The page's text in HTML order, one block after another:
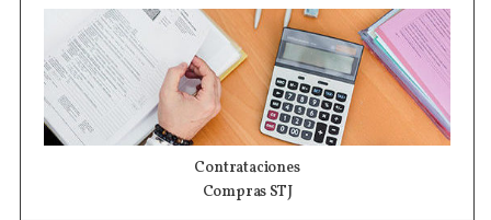
Contrataciones
Compras STJ